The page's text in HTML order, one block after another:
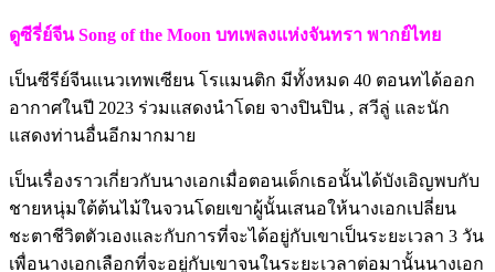
ดูซีรี่ย์จีน Song of the Moon บทเพลงแห่งจันทรา พากย์ไทย
เป็นซีรีย์จีนแนวเทพเซียน โรแมนติก มีทั้งหมด 40 ตอนทได้ออก
อากาศในปี 2023 ร่วมแสดงนำโดย จางปินปิน , สวีลู่ และนัก
แสดงท่านอื่นอีกมากมาย
เป็นเรื่องราวเกี่ยวกับนางเอกเมื่อตอนเด็กเธอนั้นได้บังเอิญพบกับ
ชายหนุ่มใต้ต้นไม้ในจวนโดยเขาผู้นั้นเสนอให้นางเอกเปลี่ยน
ชะตาชีวิตตัวเองและกับการที่จะได้อยู่กับเขาเป็นระยะเวลา 3 วัน
เพื่อนางเอกเลือกที่จะอยู่กับเขาจนในระยะเวลาต่อมานั้นนางเอก